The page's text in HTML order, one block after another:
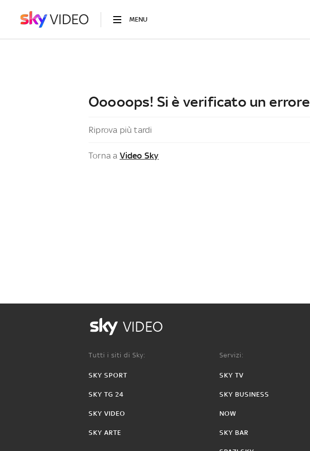
MENU
Ooooops! Si è verificato un errore
Riprova più tardi
Torna a Video Sky
VIDEO
Tutti i siti di Sky:
SKY SPORT
SKY TG 24
SKY VIDEO
SKY ARTE
Servizi:
SKY TV
SKY BUSINESS
NOW
SKY BAR